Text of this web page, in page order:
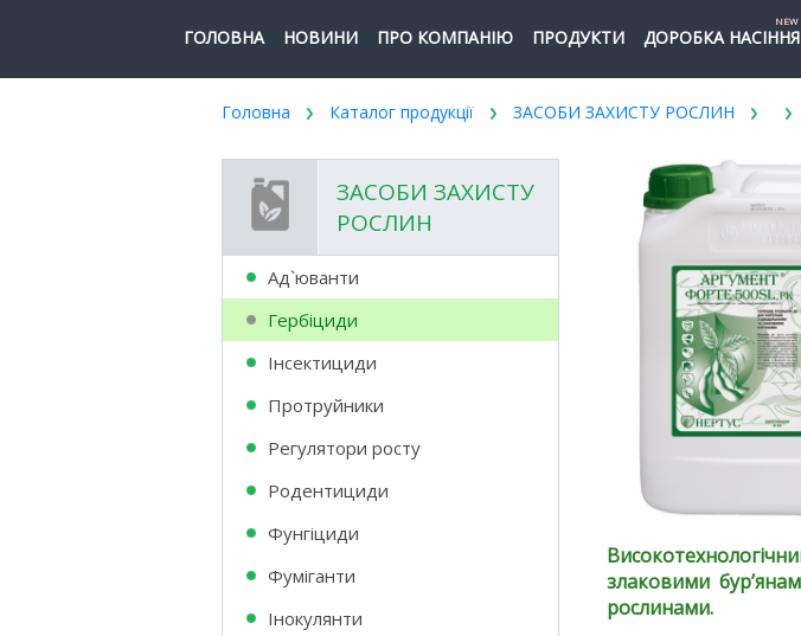
ГОЛОВНА НОВИНИ ПРО КОМПАНІЮ ПРОДУКТИ ДОРОБКА НАСІННЯ
NEW
Головна Каталог продукції ЗАСОБИ ЗАХИСТУ РОСЛИН
ЗАСОБИ ЗАХИСТУ
РОСЛИН
Ад`юванти
Гербіциди
Інсектициди
Протруйники
Регулятори росту
Родентициди
Фунгіциди
Фумiганти
Інокулянти
злаковими
рослинами.